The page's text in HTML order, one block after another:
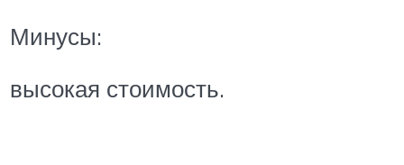
Минусы:
высокая стоимость.